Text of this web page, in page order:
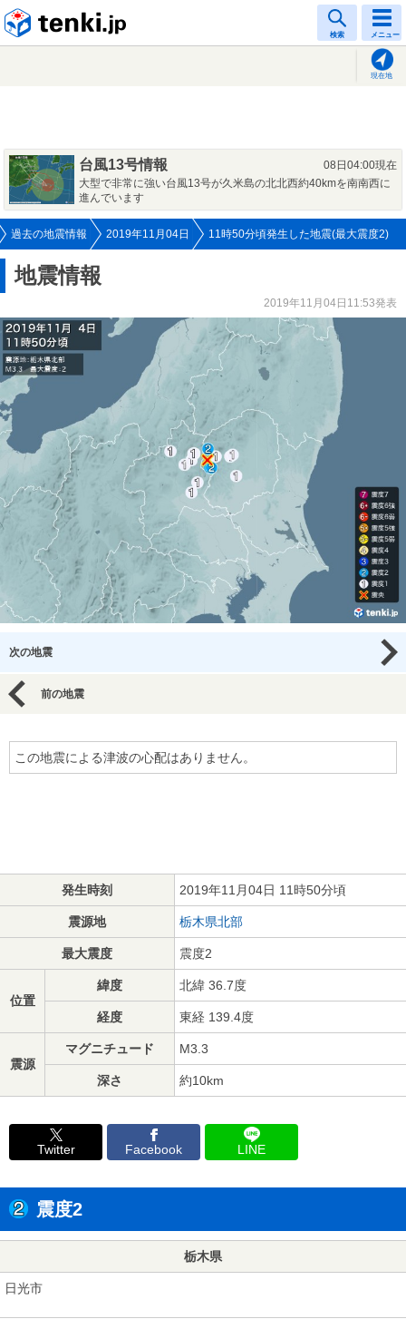
検索 メニュー
現在地
台風13号情報
08日04:00現在
大型で非常に強い台風13号が久米島の北北西約40kmを南南西に
進んでいます
過去の地震情報 2019年11月04日 11時50分頃発生した地震(最大震度2)
地震情報
2019年11月04日11:53発表
次の地震
前の地震
この地震による津波の心配はありません。
発生時刻 2019年11月04日 11時50分頃
震源地 栃木県北部
最大震度 震度2
位置
緯度 北緯 36.7度
経度 東経 139.4度
震源
マグニチュード M3.3
深さ 約10km
Twitter Facebook LINE
震度2
栃木県
日光市